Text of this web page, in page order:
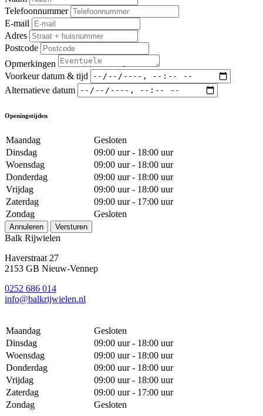
Telefoonnummer
E-mail
Adres
Postcode
Opmerkingen
Voorkeur datum & tijd
Alternatieve datum
Openingstijden
Maandag
Gesloten
Dinsdag
09:00 uur - 18:00 uur
Woensdag
09:00 uur - 18:00 uur
Donderdag
09:00 uur - 18:00 uur
Vrijdag
09:00 uur - 18:00 uur
Zaterdag
09:00 uur - 17:00 uur
Zondag
Gesloten
Annuleren Versturen
Balk Rijwielen
Haverstraat 27
2153 GB Nieuw-Vennep
0252 686 014
info@balkrijwielen.nl
Maandag
Gesloten
Dinsdag
09:00 uur - 18:00 uur
Woensdag
09:00 uur - 18:00 uur
Donderdag
09:00 uur - 18:00 uur
Vrijdag
09:00 uur - 18:00 uur
Zaterdag
09:00 uur - 17:00 uur
Zondag
Gesloten